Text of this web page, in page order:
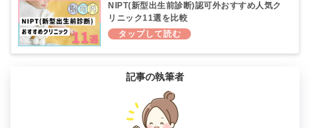
NIPT(新型出生前診断)認可外おすすめ人気ク
リニック11選を比較
記事の執筆者